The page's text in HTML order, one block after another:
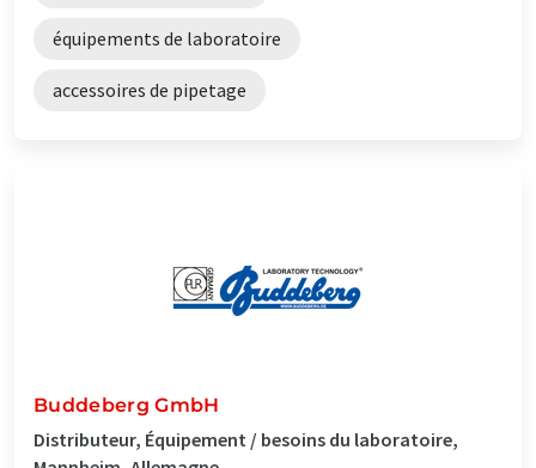
équipements de laboratoire
accessoires de pipetage
Buddeberg GmbH
Distributeur, Équipement / besoins du laboratoire,